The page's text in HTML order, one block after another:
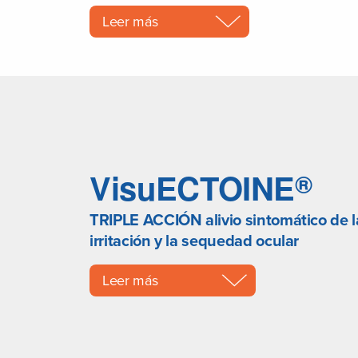
Leer más
VisuECTOINE®
TRIPLE ACCIÓN alivio sintomático de
irritación y la sequedad ocular
Leer más